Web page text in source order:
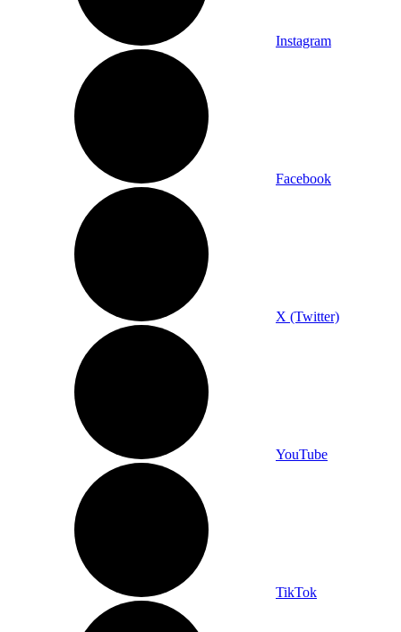
Instagram
Facebook
X (Twitter)
YouTube
TikTok